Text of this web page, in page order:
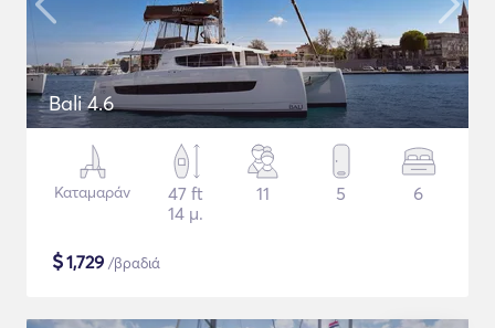
Bali 4.6
Καταμαράν
47 ft
14 μ.
11 5 6
$1,729 /βραδιά